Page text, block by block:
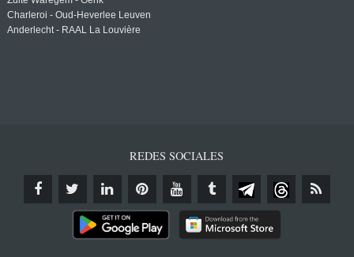
Charleroi - Oud-Heverlee Leuven
Anderlecht - RAAL La Louvière
REDES SOCIALES